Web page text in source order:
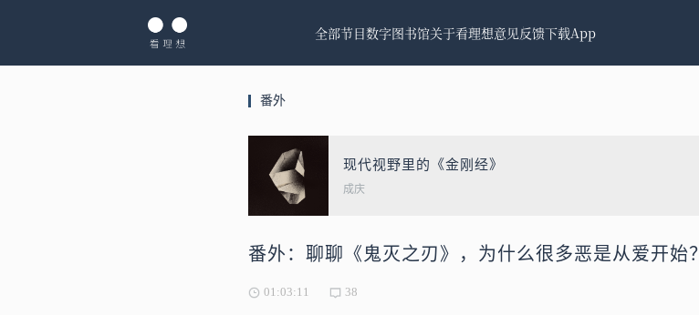
全部节目数字图书馆关于看理想意见反馈下载App
番外
现代视野里的《金刚经》
成庆
番外：聊聊《鬼灭之刃》，为什么很多恶是从爱开始？
01:03:11 38